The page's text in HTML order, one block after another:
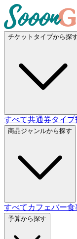
チケットタイプから探
すべて共通券タイプ
商品ジャンルから探す
すべて カフェバー食
予算から探す